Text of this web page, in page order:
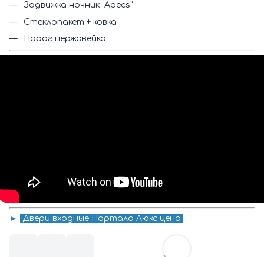
Задвижка ночник "Apecs"
Стеклопакет + ковка
Порог нержавейка
► Двери входные Портала Люкс цена